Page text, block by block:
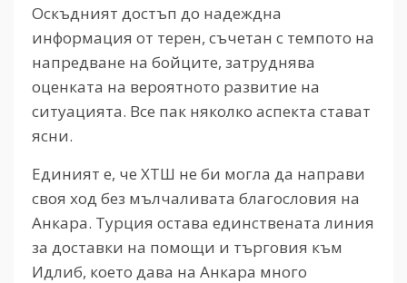
Оскъдният достъп до надеждна
информация от терен, съчетан с темпото на
напредване на бойците, затруднява
оценката на вероятното развитие на
ситуацията. Все пак няколко аспекта стават
ясни.
Единият е, че ХТШ не би могла да направи
своя ход без мълчаливата благословия на
Анкара. Турция остава единствената линия
за доставки на помощи и търговия към
Идлиб, което дава на Анкара много